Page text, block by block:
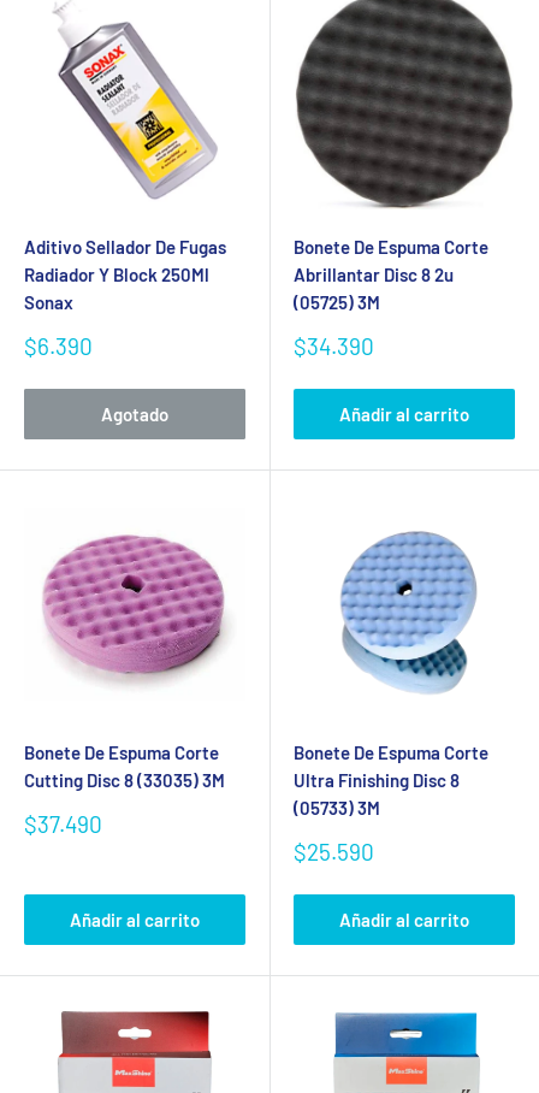
Aditivo Sellador De Fugas
Radiador Y Block 250Ml
Sonax
Precio
venta
$6.390
Agotado
Bonete De Espuma Corte
Abrillantar Disc 8 2u
(05725) 3M
Precio
venta
$34.390
Añadir al carrito
Bonete De Espuma Corte
Cutting Disc 8 (33035) 3M
Precio
$37.490
Añadir al carrito
Bonete De Espuma Corte
Ultra Finishing Disc 8
(05733) 3M
Precio
venta
$25.590
Añadir al carrito